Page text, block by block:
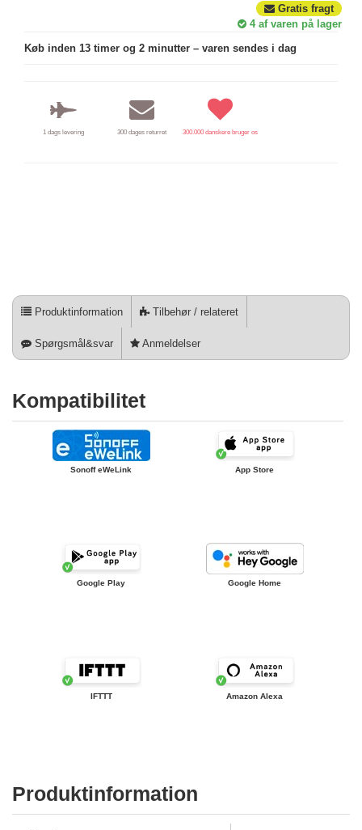
Gratis fragt
4af varen på lager
Køb inden 13 timer og 2 minutter – varen sendes i dag
1 dags levering 300 dages returret 300.000 danskere bruger os
Produktinformation Tilbehør / relateret
Spørgsmål&svar Anmeldelser
Kompatibilitet
Sonoff eWeLink App Store
Google Play Google Home
IFTTT Amazon Alexa
Produktinformation